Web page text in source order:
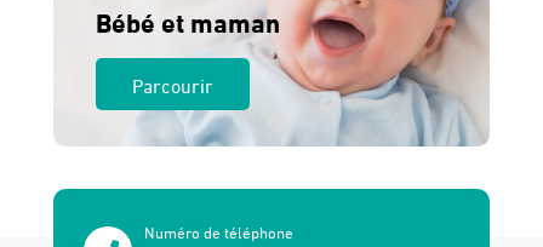
Bébé et maman
Parcourir
Numéro de téléphone